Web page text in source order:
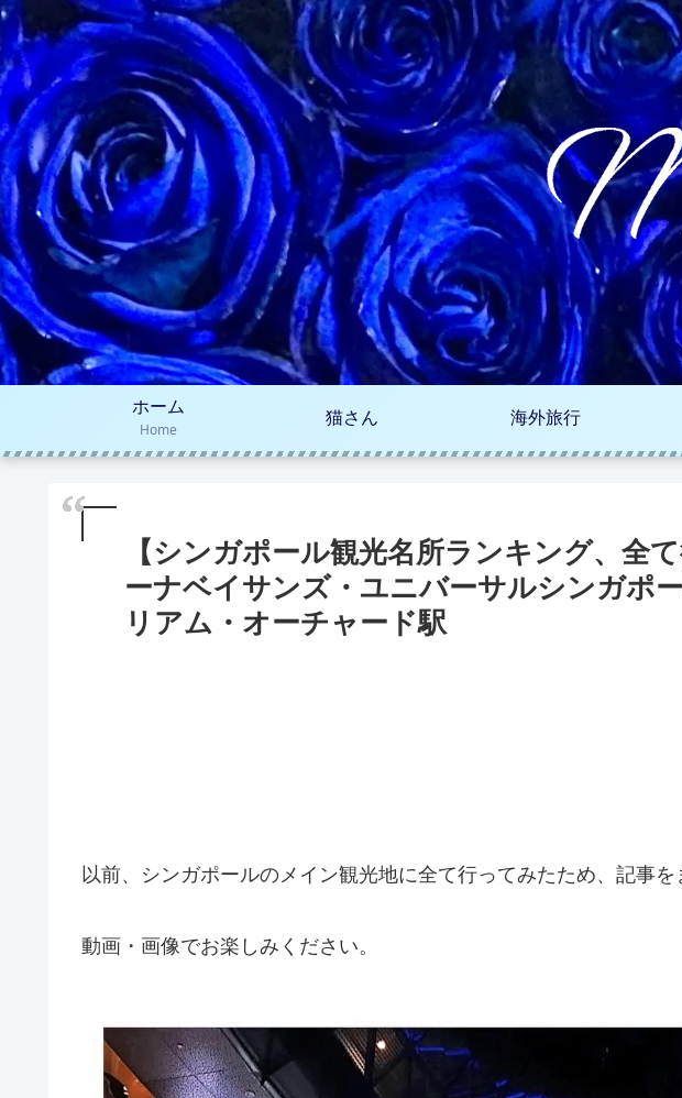
ホーム
Home
猫さん 海外旅行
【シンガポール観光名所ランキング、全
ーナベイサンズ・ユニバーサルシンガポ
リアム・オーチャード駅
以前、シンガポールのメイン観光地に全て行ってみたため、記事を
動画・画像でお楽しみください。